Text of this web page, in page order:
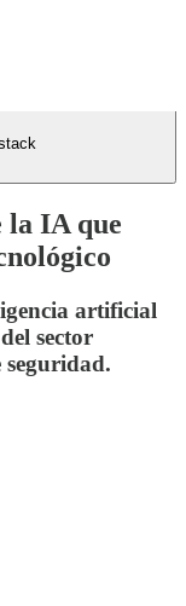
la IA que
artificial
sector
seguridad.